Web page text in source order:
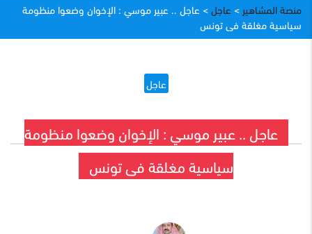
منصة المشاهير > عاجل> عاجل .. عبير موسي : الإخوان وضعوا منظومة
سياسية مغلقة فى تونس
عاجل
عاجل .. عبير موسي : الإخوان وضعوا منظومة
سياسية مغلقة فى تونس